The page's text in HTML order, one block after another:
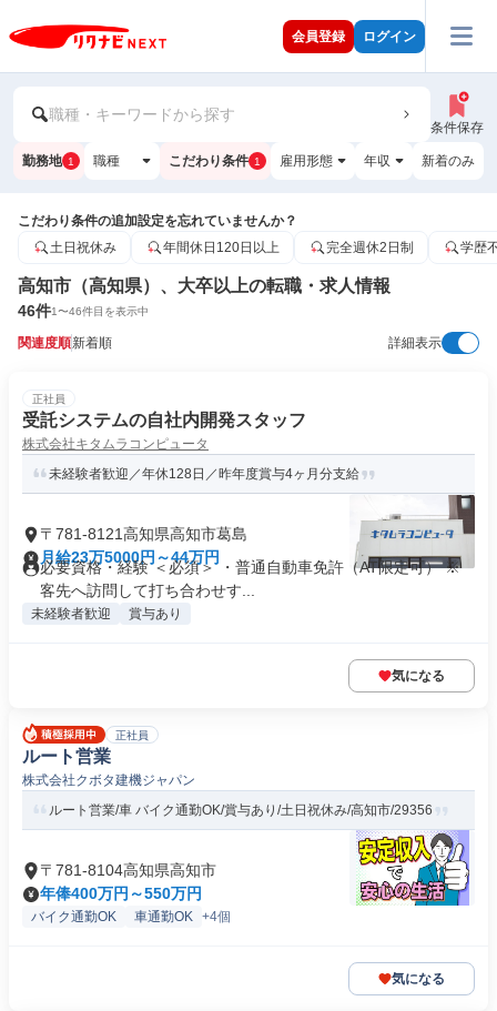
会員登録 ログイン
職種・キーワードから探す
条件保存
勤務地 1 職種 こだわり条件 1 雇用形態 年収 新着のみ
こだわり条件の追加設定を忘れていませんか？
土日祝休み
年間休日120日以上 完全週休2日制 学歴
高知市（高知県）、大卒以上の転職・求人情報
46件1〜46件目を表示中
関連度順新着順 詳細表示
正社員
受託システムの自社内開発スタッフ
株式会社キタムラコンピュータ
未経験者歓迎／年休128日／昨年度賞与4ヶ月分支給
〒781-8121高知県高知市葛島
月給23万5000円～44万円
必要資格・経験 ＜必須＞ ・普通自動車免許（AT限定可） ※
客先へ訪問して打ち合わせす...
未経験者歓迎 賞与あり
気になる
正社員
ルート営業
株式会社クボタ建機ジャパン
ルート営業/車 バイク通勤OK/賞与あり/土日祝休み/高知市/29356
〒781-8104高知県高知市
年俸400万円～550万円
バイク通勤OK 車通勤OK +4個
気になる